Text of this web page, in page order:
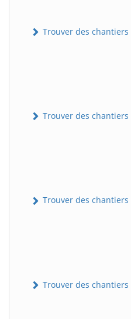
Trouver des chantiers
Trouver des chantiers
Trouver des
Trouver des chantiers